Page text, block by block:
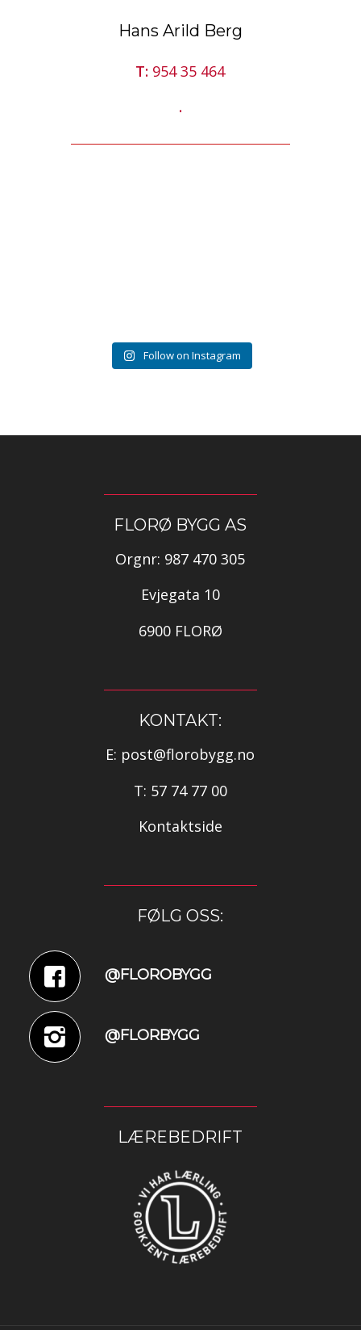
Hans Arild Berg
T: 954 35 464
.
Follow on Instagram
FLORØ BYGG AS
Orgnr: 987 470 305
Evjegata 10
6900 FLORØ
KONTAKT:
E: post@florobygg.no
T: 57 74 77 00
Kontaktside
FØLG OSS:
@FLOROBYGG
@FLORBYGG
LÆREBEDRIFT